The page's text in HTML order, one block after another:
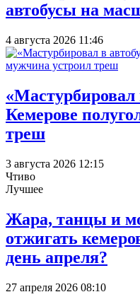
автобусы на
4 августа 2026 11:46
«Мастурбировал
Кемерове
треш
3 августа 2026 12:15
Чтиво
Лучшее
Жара, танцы и
отжигать
день апреля?
27 апреля 2026 08:10